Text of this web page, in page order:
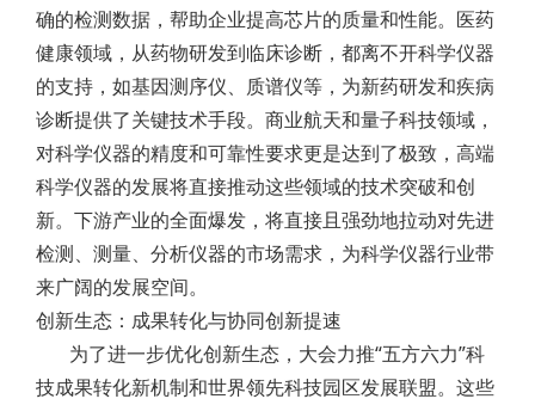
确的检测数据，帮助企业提高芯片的质量和性能。医药
健康领域，从药物研发到临床诊断，都离不开科学仪器
的支持，如基因测序仪、质谱仪等，为新药研发和疾病
诊断提供了关键技术手段。商业航天和量子科技领域，
对科学仪器的精度和可靠性要求更是达到了极致，高端
科学仪器的发展将直接推动这些领域的技术突破和创
新。下游产业的全面爆发，将直接且强劲地拉动对先进
检测、测量、分析仪器的市场需求，为科学仪器行业带
来广阔的发展空间。
创新生态：成果转化与协同创新提速
为了进一步优化创新生态，大会力推“五方六力”科
技成果转化新机制和世界领先科技园区发展联盟。这些